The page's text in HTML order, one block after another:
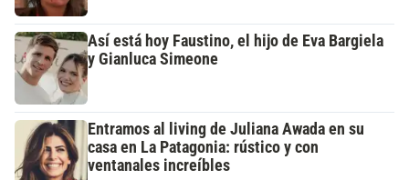
Así está hoy Faustino, el hijo de Eva Bargiela
y Gianluca Simeone
Entramos al living de Juliana Awada en su
casa en La Patagonia: rústico y con
ventanales increíbles